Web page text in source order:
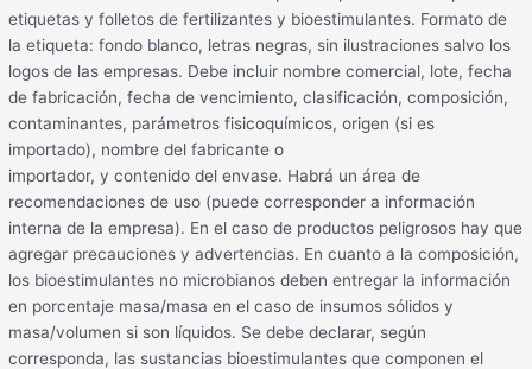
etiquetas y folletos de fertilizantes y bioestimulantes. Formato de
la etiqueta: fondo blanco, letras negras, sin ilustraciones salvo los
logos de las empresas. Debe incluir nombre comercial, lote, fecha
de fabricación, fecha de vencimiento, clasificación, composición,
contaminantes, parámetros fisicoquímicos, origen (si es
importado), nombre del fabricante o
importador, y contenido del envase. Habrá un área de
recomendaciones de uso (puede corresponder a información
interna de la empresa). En el caso de productos peligrosos hay que
agregar precauciones y advertencias. En cuanto a la composición,
los bioestimulantes no microbianos deben entregar la información
en porcentaje masa/masa en el caso de insumos sólidos y
masa/volumen si son líquidos. Se debe declarar, según
corresponda, las sustancias bioestimulantes que componen el